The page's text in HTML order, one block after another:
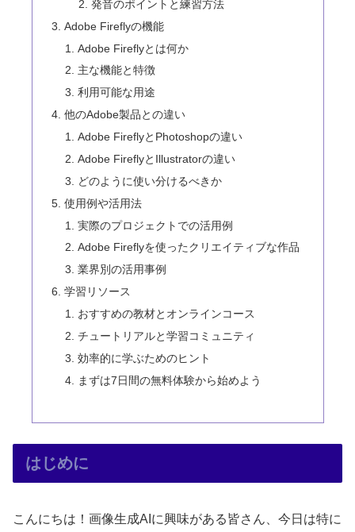
発音のポイントと練習方法
Adobe Fireflyの機能
Adobe Fireflyとは何か
主な機能と特徴
利用可能な用途
他のAdobe製品との違い
Adobe FireflyとPhotoshopの違い
Adobe FireflyとIllustratorの違い
どのように使い分けるべきか
使用例や活用法
実際のプロジェクトでの活用例
Adobe Fireflyを使ったクリエイティブな作品
業界別の活用事例
学習リソース
おすすめの教材とオンラインコース
チュートリアルと学習コミュニティ
効率的に学ぶためのヒント
まずは7日間の無料体験から始めよう
はじめに
こんにちは！画像生成AIに興味がある皆さん、今日は特に